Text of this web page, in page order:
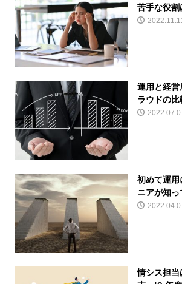
苦手な役割
運用と経営
ラウドの比
初めて運
ニアが知
情シス担